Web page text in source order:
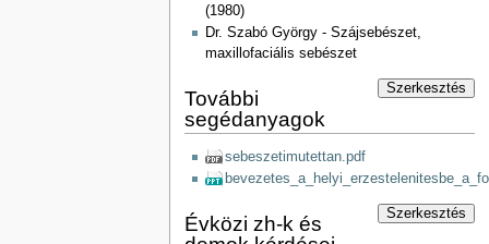
(1980)
Dr. Szabó György - Szájsebészet,
maxillofaciális sebészet
Szerkesztés
További
segédanyagok
sebeszetimutettan.pdf
Szerkesztés
Évközi zh-k és